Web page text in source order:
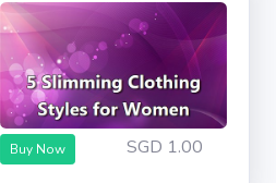
Buy Now SGD 1.00